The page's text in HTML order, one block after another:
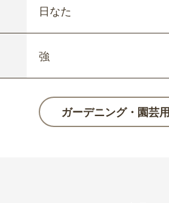
日なた
強
ガーデニング・園芸